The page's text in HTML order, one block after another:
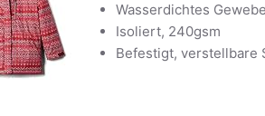
Wasserdichtes Gewebe
Isoliert, 240gsm
Befestigt, verstellbare